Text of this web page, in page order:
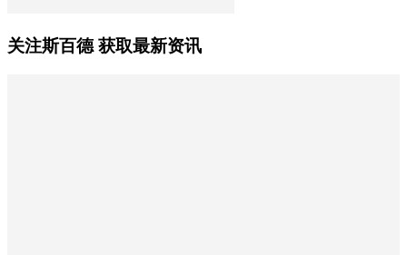
关注斯百德 获取最新资讯